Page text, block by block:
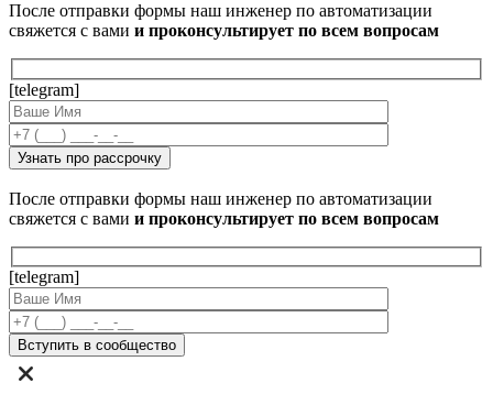
После отправки формы наш инженер по автоматизации
свяжется с вами и проконсультирует по всем вопросам
[telegram]
После отправки формы наш инженер по автоматизации
свяжется с вами и проконсультирует по всем вопросам
[telegram]